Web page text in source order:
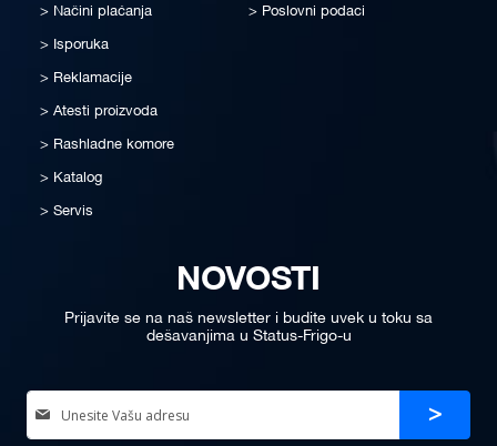
Načini plaćanja
Isporuka
Reklamacije
Atesti proizvoda
Rashladne komore
Katalog
Servis
Poslovni podaci
NOVOSTI
Prijavite se na naš newsletter i budite uvek u toku sa
dešavanjima u Status-Frigo-u
Sign
Up
Prijava